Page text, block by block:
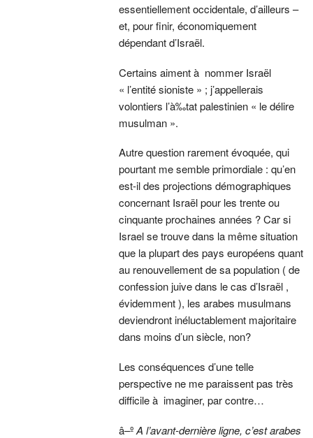
essentiellement occidentale, d’ailleurs –
et, pour finir, économiquement
dépendant d’Israël.
Certains aiment à nommer Israël
« l’entité sioniste » ; j’appellerais
volontiers l’à‰tat palestinien « le délire
musulman ».
Autre question rarement évoquée, qui
pourtant me semble primordiale : qu’en
est-il des projections démographiques
concernant Israël pour les trente ou
cinquante prochaines années ? Car si
Israel se trouve dans la même situation
que la plupart des pays européens quant
au renouvellement de sa population ( de
confession juive dans le cas d’Israël ,
évidemment ), les arabes musulmans
deviendront inéluctablement majoritaire
dans moins d’un siècle, non?
Les conséquences d’une telle
perspective ne me paraissent pas très
difficile à imaginer, par contre…
â–ºA l’avant-dernière ligne, c’est arabes